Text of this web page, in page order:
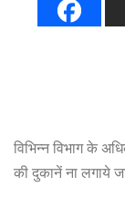
विभिन्न विभाग के
की दुकानें ना लगाये